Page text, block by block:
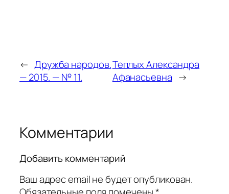
← Дружба народов.
— 2015. — № 11.
Теплых Александра
Афанасьевна →
Комментарии
Добавить комментарий
Ваш адрес email не будет опубликован.